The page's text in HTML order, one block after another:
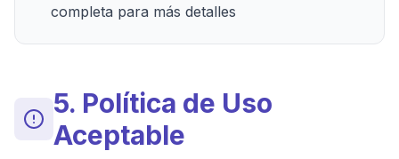
completa para más detalles
5. Política de Uso
Aceptable